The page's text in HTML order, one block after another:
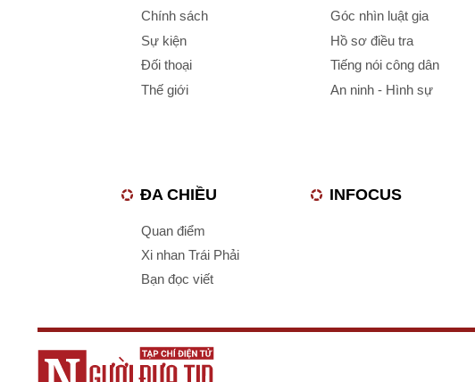
Chính sách
Sự kiện
Đối thoại
Thế giới
Góc nhìn luật gia
Hồ sơ điều tra
Tiếng nói công dân
An ninh - Hình sự
ĐA CHIỀU
Quan điểm
Xi nhan Trái Phải
Bạn đọc viết
INFOCUS